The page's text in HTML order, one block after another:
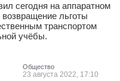
сегодня на аппаратном
льготы
транспортом
учёбы.
Общество
23 августа 2022, 17:10